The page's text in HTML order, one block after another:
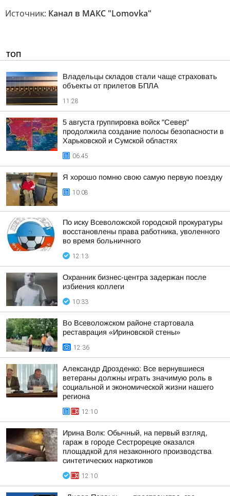
Источник: Канал в МАКС "Lomovka"
ТОП
Владельцы складов стали чаще страховать
объекты от прилетов БПЛА
11:28
5 августа группировка войск "Север"
продолжила создание полосы безопасности в
Харьковской и Сумской областях
06:45
Я хорошо помню свою самую первую поездку
10:08
По иску Всеволожской городской прокуратуры
восстановлены права работника, уволенного
во время больничного
12:13
Охранник бизнес-центра задержан после
избиения коллеги
10:33
Во Всеволожском районе стартовала
реставрация «Ириновской стены»
12:36
Александр Дрозденко: Все вернувшиеся
ветераны должны играть значимую роль в
социальной и экономической жизни нашего
региона
12:10
Ирина Волк: Обычный, на первый взгляд,
гараж в городе Сестрорецке оказался
площадкой для незаконного производства
синтетических наркотиков
12:10